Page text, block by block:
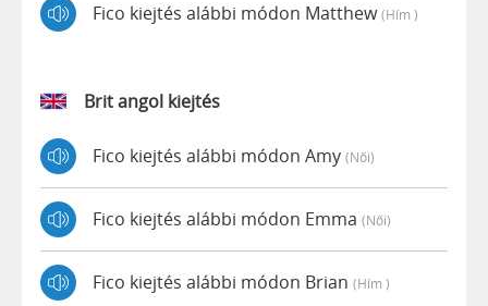
Fico kiejtés alábbi módon Matthew(hím )
Brit angol kiejtés
Fico kiejtés alábbi módon Amy (női)
Fico kiejtés alábbi módon Emma (női)
Fico kiejtés alábbi módon Brian (hím )